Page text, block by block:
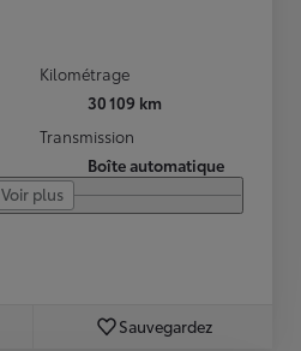
Kilométrage
30 109 km
Transmission
Boîte automatique
Voir plus
Sauvegardez